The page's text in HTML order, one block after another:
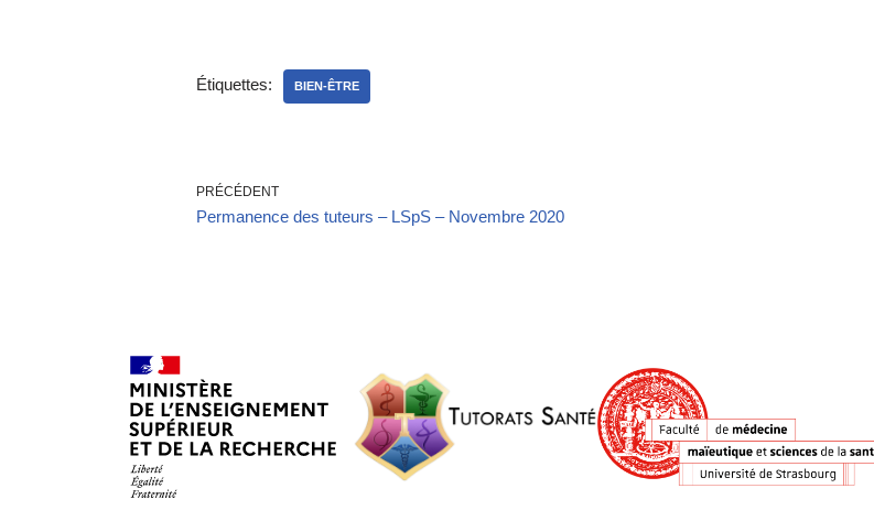
Étiquettes: BIEN-ÊTRE
PRÉCÉDENT
Permanence des tuteurs – LSpS – Novembre 2020